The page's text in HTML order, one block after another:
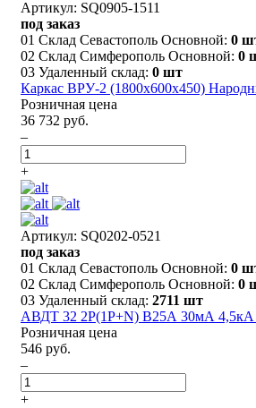
Артикул: SQ0905-1511
под заказ
01 Склад Севастополь Основной: 0
02 Склад Симферополь Основной: 0
03 Удаленный склад: 0 шт
Каркас ВРУ-2 (1800х600х450)
Розничная цена
36 732 руб.
–
+
Артикул: SQ0202-0521
под заказ
01 Склад Севастополь Основной: 0
02 Склад Симферополь Основной: 0
03 Удаленный склад: 2711 шт
АВДТ 32 2P(1P+N) B25А 30мА
Розничная цена
546 руб.
–
+